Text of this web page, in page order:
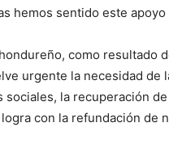
hemos sentido este
como resultado
urgente la necesidad de
la recuperación
con la refundación de